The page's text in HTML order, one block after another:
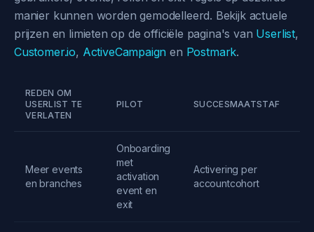
manier kunnen worden gemodelleerd. Bekijk actuele
prijzen en limieten op de officiële pagina's van Userlist,
Customer.io, ActiveCampaign en Postmark.
REDEN OM
USERLIST TE
VERLATEN
PILOT SUCCESMAATSTAF
Meer events
en branches
Onboarding
met
activation
event en
exit
Activering per
accountcohort